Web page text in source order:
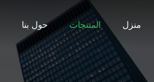
منزل المنتجات حول بنا